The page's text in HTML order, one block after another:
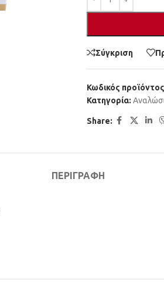
Σύγκριση
Κωδικός
Κατηγορία:
Share:
ΠΕΡΙΓΡΑΦΉ